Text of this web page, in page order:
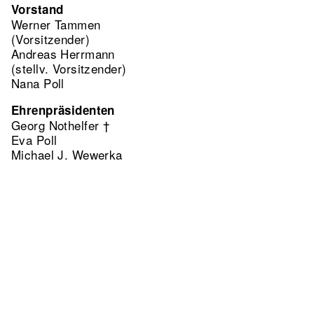
Vorstand
Werner Tammen
(Vorsitzender)
Andreas Herrmann
(stellv. Vorsitzender)
Nana Poll
Ehrenpräsidenten
Georg Nothelfer †
Eva Poll
Michael J. Wewerka